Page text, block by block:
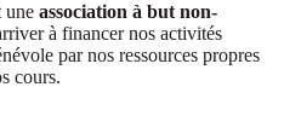
une association à but non-
à financer nos activités
par nos ressources propres
cours.